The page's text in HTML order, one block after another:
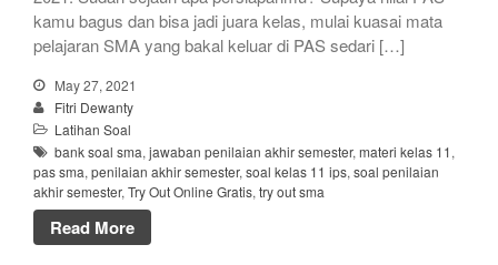
kamu bagus dan bisa jadi juara kelas, mulai kuasai mata
pelajaran SMA yang bakal keluar di PAS sedari […]
May 27, 2021
Fitri Dewanty
Latihan Soal
bank soal sma, jawaban penilaian akhir semester, materi kelas 11,
pas sma, penilaian akhir semester, soal kelas 11 ips, soal penilaian
akhir semester, Try Out Online Gratis, try out sma
Read More